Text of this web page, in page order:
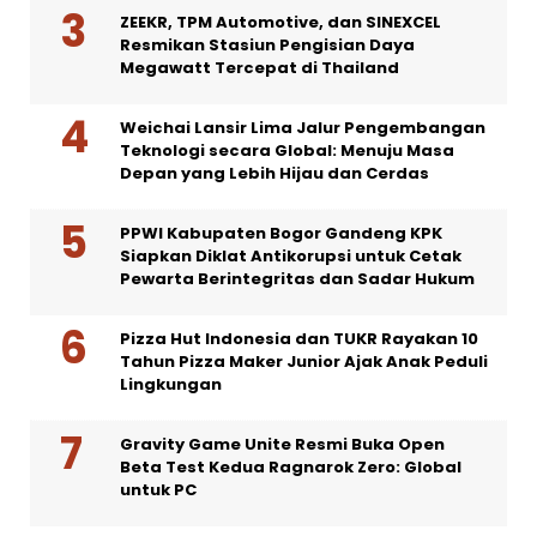
ZEEKR, TPM Automotive, dan SINEXCEL
Resmikan Stasiun Pengisian Daya
Megawatt Tercepat di Thailand
Weichai Lansir Lima Jalur Pengembangan
Teknologi secara Global: Menuju Masa
Depan yang Lebih Hijau dan Cerdas
PPWI Kabupaten Bogor Gandeng KPK
Siapkan Diklat Antikorupsi untuk Cetak
Pewarta Berintegritas dan Sadar Hukum
Pizza Hut Indonesia dan TUKR Rayakan 10
Tahun Pizza Maker Junior Ajak Anak Peduli
Lingkungan
Gravity Game Unite Resmi Buka Open
Beta Test Kedua Ragnarok Zero: Global
untuk PC